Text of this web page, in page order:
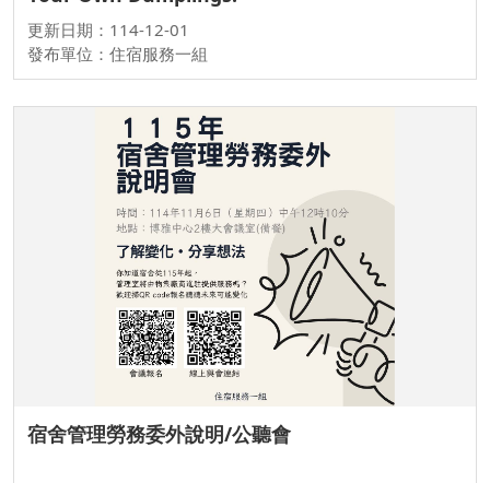
更新日期：114-12-01
發布單位：住宿服務一組
宿舍管理勞務委外說明/公聽會